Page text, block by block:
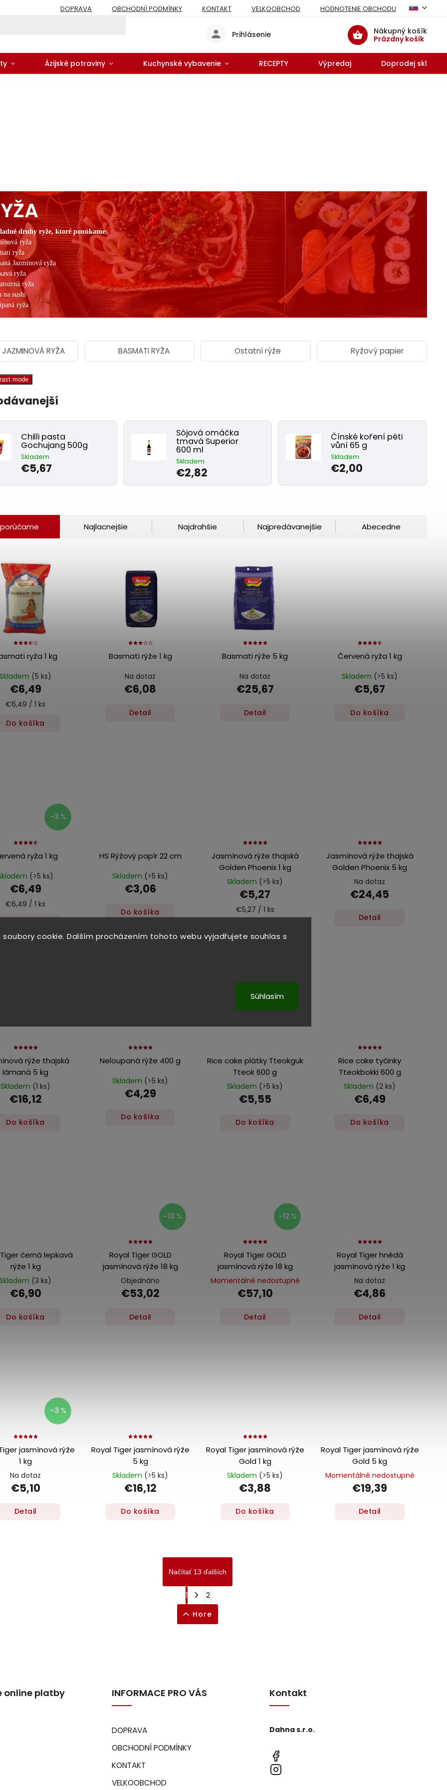
cookie. Dalším procházením tohoto webu vyjadřujete souhlas s
Súhlasím
DOPRAVA OBCHODNÍ PODMÍNKY KONTAKT VELKOOBCHOD HODNOTENIE OBCHODU
Nákupný košík
Prázdny košík
Prihlásenie
Ázijské potraviny Kuchynské vybavenie RECEPTY Výpredaj Doprodej skladu
druhy ryže, ktoré ponúkame:
ryža
ryža
Jazmínová ryža
ryža
ryža
na sushi
ryža
JAZMINOVÁ RYŽA BASMATI RYŽA Ostatní rýže Ryžový papier
mode
Chilli pasta
Gochujang 500g
Skladem
€5,67
Sójová omáčka
tmavá Superior
600 ml
Skladem
€2,82
Čínské koření pěti
vůní 65 g
Skladem
€2,00
Najlacnejšie Najdrahšie Najpredávanejšie Abecedne
ryža 1 kg
Skladem (5 ks)
€6,49
€6,49 / 1 ks
Do košíka
Basmati rýže 1 kg
Na dotaz
€6,08
Detail
Basmati rýže 5 kg
Na dotaz
€25,67
Detail
Červená ryža 1 kg
Skladem (>5 ks)
€5,67
Do košíka
–3 %
ryža 1 kg
(>5 ks)
€6,49
€6,49 / 1 ks
HS Rýžový papír 22 cm
Skladem (>5 ks)
€3,06
Do košíka
Jasmínová rýže thajská
Golden Phoenix 1 kg
Skladem (>5 ks)
€5,27
€5,27 / 1 ks
Jasmínová rýže thajská
Golden Phoenix 5 kg
Na dotaz
€24,45
Detail
rýže thajská
lámaná 5 kg
Skladem (1 ks)
€16,12
Do košíka
Neloupaná rýže 400 g
Skladem (>5 ks)
€4,29
Do košíka
Rice cake plátky Tteokguk
Tteok 600 g
Skladem (>5 ks)
€5,55
Do košíka
Rice cake tyčinky
Tteokbokki 600 g
Skladem (2 ks)
€6,49
Do košíka
černá lepkavá
rýže 1 kg
Skladem (3 ks)
€6,90
Do košíka
–13 %
Royal Tiger GOLD
jasmínová rýže 18 kg
Objednáno
€53,02
Detail
–12 %
Royal Tiger GOLD
jasmínová rýže 18 kg
Momentálně nedostupné
€57,10
Detail
Royal Tiger hnědá
jasmínová rýže 1 kg
Na dotaz
€4,86
Detail
–3 %
jasmínová rýže
1 kg
Na dotaz
€5,10
Detail
Royal Tiger jasmínová rýže
5 kg
Skladem (>5 ks)
€16,12
Do košíka
Royal Tiger jasmínová rýže
Gold 1 kg
Skladem (>5 ks)
€3,88
Do košíka
Royal Tiger jasmínová rýže
Gold 5 kg
Momentálně nedostupné
€19,39
Detail
Načítať 13 ďalších
1
2
Hore
online platby INFORMACE PRO VÁS
DOPRAVA
OBCHODNÍ PODMÍNKY
KONTAKT
VELKOOBCHOD
Kontakt
Dahna s.r.o.